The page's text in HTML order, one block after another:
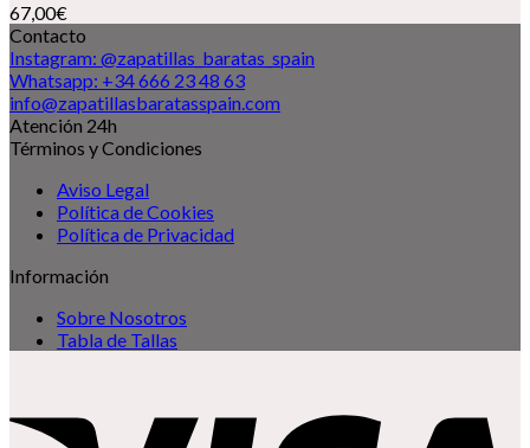
67,00€
Contacto
Instagram: @zapatillas_baratas_spain
Whatsapp: +34 666 23 48 63
info@zapatillasbaratasspain.com
Atención 24h
Términos y Condiciones
Aviso Legal
Política de Cookies
Política de Privacidad
Información
Sobre Nosotros
Tabla de Tallas